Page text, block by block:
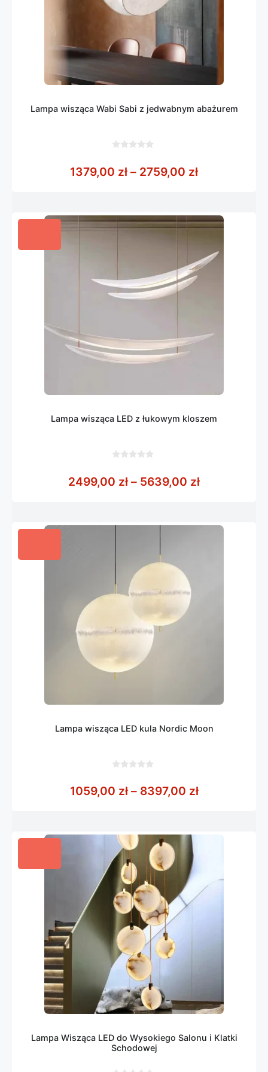
Lampa wisząca Wabi Sabi z jedwabnym abażurem
5
1379,00 zł – 2759,00 złZakres cen:
Lampa wisząca LED z łukowym kloszem
5
2499,00 zł – 5639,00 złZakres cen:
Lampa wisząca LED kula Nordic Moon
5
1059,00 zł – 8397,00 złZakres cen:
Lampa Wisząca LED do Wysokiego Salonu i Klatki
Schodowej